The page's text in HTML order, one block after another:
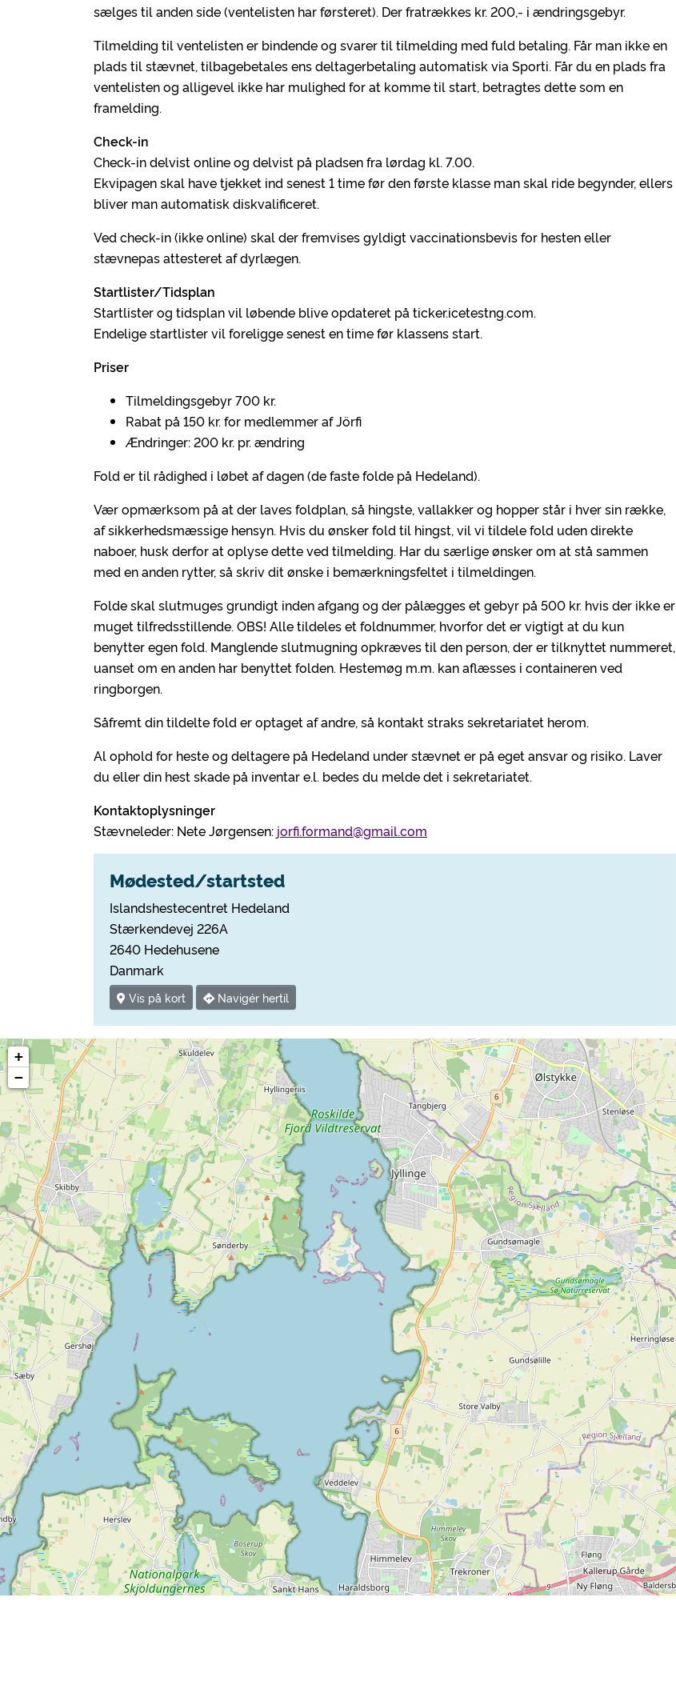
sælges til anden side (ventelisten har førsteret). Der fratrækkes kr. 200,- i ændringsgebyr.
Tilmelding til ventelisten er bindende og svarer til tilmelding med fuld betaling. Får man ikke en
plads til stævnet, tilbagebetales ens deltagerbetaling automatisk via Sporti. Får du en plads fra
ventelisten og alligevel ikke har mulighed for at komme til start, betragtes dette som en
framelding.
Check-in
Check-in delvist online og delvist på pladsen fra lørdag kl. 7.00.
Ekvipagen skal have tjekket ind senest 1 time før den første klasse man skal ride begynder, ellers
bliver man automatisk diskvalificeret.
Ved check-in (ikke online) skal der fremvises gyldigt vaccinationsbevis for hesten eller
stævnepas attesteret af dyrlægen.
Startlister/Tidsplan
Startlister og tidsplan vil løbende blive opdateret på ticker.icetestng.com.
Endelige startlister vil foreligge senest en time før klassens start.
Priser
Tilmeldingsgebyr 700 kr.
Rabat på 150 kr. for medlemmer af Jörfi
Ændringer: 200 kr. pr. ændring
Fold er til rådighed i løbet af dagen (de faste folde på Hedeland).
Vær opmærksom på at der laves foldplan, så hingste, vallakker og hopper står i hver sin række,
af sikkerhedsmæssige hensyn. Hvis du ønsker fold til hingst, vil vi tildele fold uden direkte
naboer, husk derfor at oplyse dette ved tilmelding. Har du særlige ønsker om at stå sammen
med en anden rytter, så skriv dit ønske i bemærkningsfeltet i tilmeldingen.
Folde skal slutmuges grundigt inden afgang og der pålægges et gebyr på 500 kr. hvis der ikke er
muget tilfredsstillende. OBS! Alle tildeles et foldnummer, hvorfor det er vigtigt at du kun
benytter egen fold. Manglende slutmugning opkræves til den person, der er tilknyttet nummeret,
uanset om en anden har benyttet folden. Hestemøg m.m. kan aflæsses i containeren ved
ringborgen.
Såfremt din tildelte fold er optaget af andre, så kontakt straks sekretariatet herom.
Al ophold for heste og deltagere på Hedeland under stævnet er på eget ansvar og risiko. Laver
du eller din hest skade på inventar e.l. bedes du melde det i sekretariatet.
Kontaktoplysninger
Stævneleder: Nete Jørgensen: jorfi.formand@gmail.com
Mødested/startsted
Islandshestecentret Hedeland
Stærkendevej 226A
2640 Hedehusene
Danmark
Vis på kort Navigér hertil
+
−